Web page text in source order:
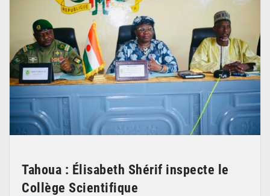
Tahoua : Élisabeth Shérif inspecte le
Collège Scientifique